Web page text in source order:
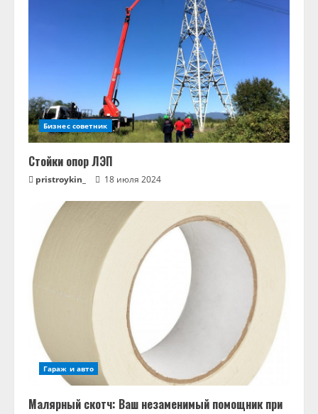
Бизнес советник
Стойки опор ЛЭП
pristroykin_ 18 июля 2024
Гараж и авто
Малярный скотч: Ваш незаменимый помощник при